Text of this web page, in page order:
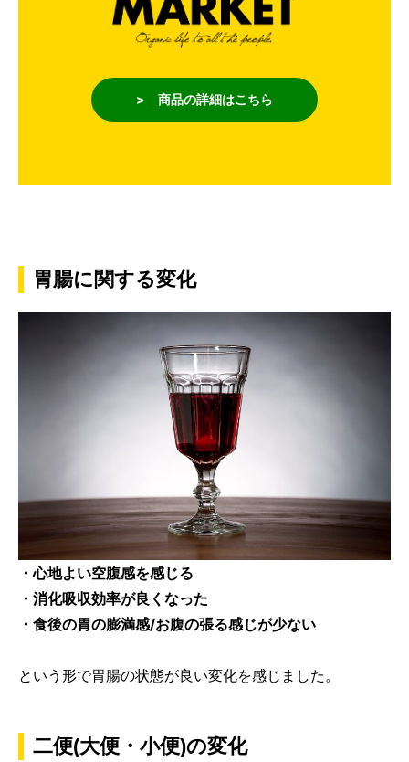
> 商品の詳細はこちら
胃腸に関する変化
・心地よい空腹感を感じる
・消化吸収効率が良くなった
・食後の胃の膨満感/お腹の張る感じが少ない
という形で胃腸の状態が良い変化を感じました。
二便(大便・小便)の変化